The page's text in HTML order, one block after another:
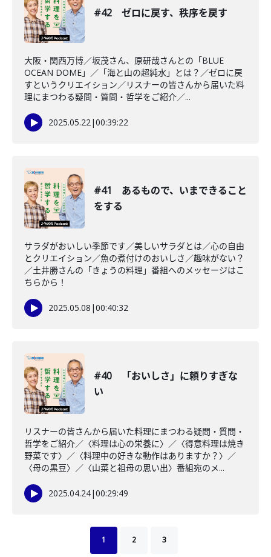
#42 ゼロに戻す、秩序を戻す
大阪・関西万博／坂茂さん、原研哉さんとの「BLUE
OCEAN DOME」／「海と山の超純水」とは？／ゼロに戻
すというクリエイション／リスナーの皆さんから届いた料
理にまつわる疑問・質問・哲学をご紹介／...
2025.05.22|00:39:22
#41 あるもので、いまできること
をする
サラダがおいしい季節です／美しいサラダとは／心の自由
とクリエイション／魚の煮付けのおいしさ／趣味がない？
／土井勝さんの「きょうの料理」番組へのメッセージはこ
ちらから！
2025.05.08 |00:40:32
#40 「おいしさ」に頼りすぎな
い
リスナーの皆さんから届いた料理にまつわる疑問・質問・
哲学をご紹介／〈料理は心の栄養に〉／〈得意料理は焼き
野菜です〉／〈料理中の好きな動作はありますか？〉／
〈母の黒豆〉／〈山菜と祖母の思い出〉番組宛のメ...
2025.04.24|00:29:49
1 2 3